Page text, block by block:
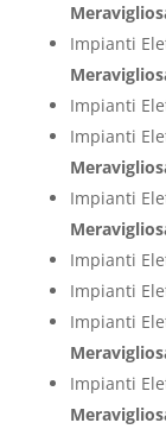
Impianti
Impianti
Impianti
Impianti
Impianti
Impianti
Impianti
Impianti